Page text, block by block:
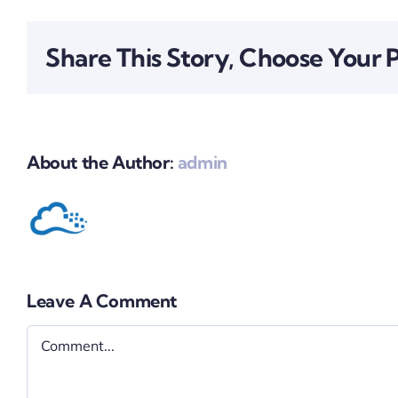
Share This Story, Choose Your
About the Author: admin
Leave A Comment
Comment